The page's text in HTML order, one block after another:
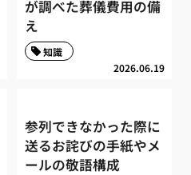
が調べた葬儀費用の備
え
2026.06.19
知識
参列できなかった際に
送るお詫びの手紙やメ
ールの敬語構成